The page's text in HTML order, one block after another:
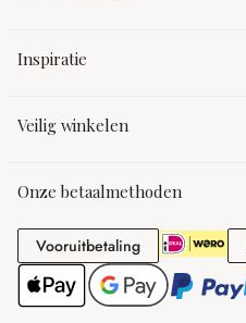
Inspiratie
Veilig winkelen
Onze betaalmethoden
VooruitbetalingVooruitbetaling